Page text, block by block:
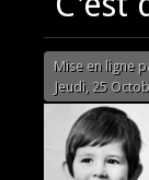
Mise en ligne
Jeudi, 25